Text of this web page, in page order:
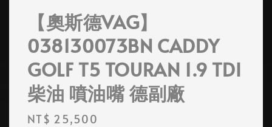
【奧斯德VAG】
038130073BN CADDY
GOLF T5 TOURAN 1.9 TDI
柴油 噴油嘴 德副廠
Regular
NT$ 25,500